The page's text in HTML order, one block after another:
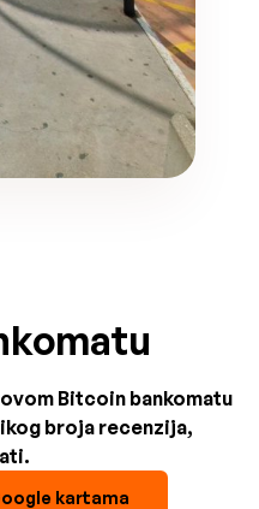
Bitcoin bankomatu
broja recenzija,
kartama